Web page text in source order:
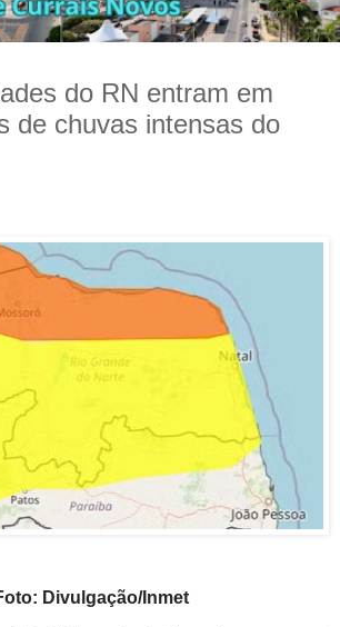
do RN entram em
de chuvas intensas do
Divulgação/Inmet